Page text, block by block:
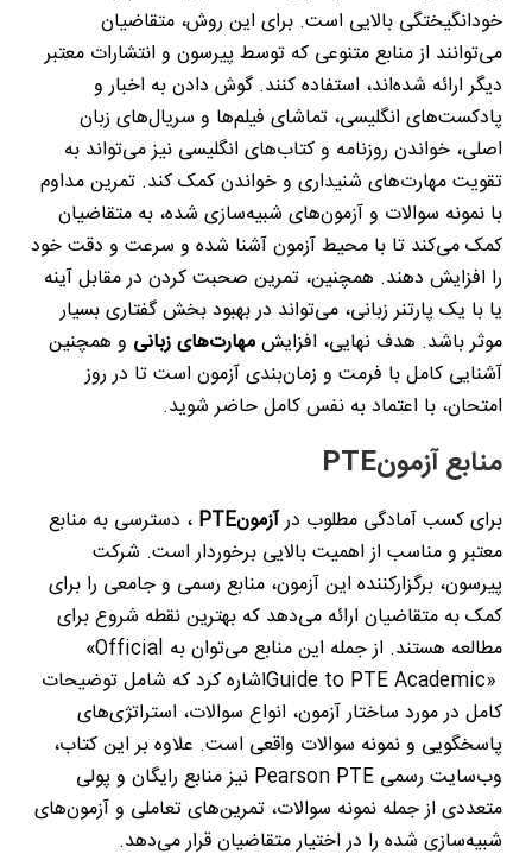
خودانگیختگی بالایی است. برای این روش، متقاضیان
می‌توانند از منابع متنوعی که توسط پیرسون و انتشارات معتبر
دیگر ارائه شده‌اند، استفاده کنند. گوش دادن به اخبار و
پادکست‌های انگلیسی، تماشای فیلم‌ها و سریال‌های زبان
اصلی، خواندن روزنامه و کتاب‌های انگلیسی نیز می‌تواند به
تقویت مهارت‌های شنیداری و خواندن کمک کند. تمرین مداوم
با نمونه سوالات و آزمون‌های شبیه‌سازی شده، به متقاضیان
کمک می‌کند تا با محیط آزمون آشنا شده و سرعت و دقت خود
را افزایش دهند. همچنین، تمرین صحبت کردن در مقابل آینه
یا با یک پارتنر زبانی، می‌تواند در بهبود بخش گفتاری بسیار
موثر باشد. هدف نهایی، افزایشمهارت‌های زبانی و همچنین
آشنایی کامل با فرمت و زمان‌بندی آزمون است تا در روز
امتحان، با اعتماد به نفس کامل حاضر شوید.
منابع آزمونPTE
برای کسب آمادگی مطلوب درآزمونPTE ، دسترسی به منابع
معتبر و مناسب از اهمیت بالایی برخوردار است. شرکت
پیرسون، برگزارکننده این آزمون، منابع رسمی و جامعی را برای
کمک به متقاضیان ارائه می‌دهد که بهترین نقطه شروع برای
مطالعه هستند. از جمله این منابع می‌توان به «Official
Guide to PTE Academic»اشاره کرد که شامل توضیحات
کامل در مورد ساختار آزمون، انواع سوالات، استراتژی‌های
پاسخگویی و نمونه سوالات واقعی است. علاوه بر این کتاب،
وب‌سایت رسمی Pearson PTE نیز منابع رایگان و پولی
متعددی از جمله نمونه سوالات، تمرین‌های تعاملی و آزمون‌های
شبیه‌سازی شده را در اختیار متقاضیان قرار می‌دهد.